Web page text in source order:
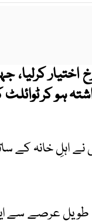
کرلیا،
ہو کر ٹوائلٹ
نے اہلِ خانہ کے
لکھنو کا رہائشی 22 سالہ اشکانش